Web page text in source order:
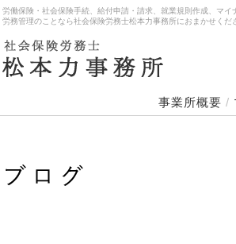
労働保険・社会保険手続、給付申請・請求、就業規則作成、マ
労務管理のことなら社会保険労務士松本力事務所におまかせくだ
事業所概要 /